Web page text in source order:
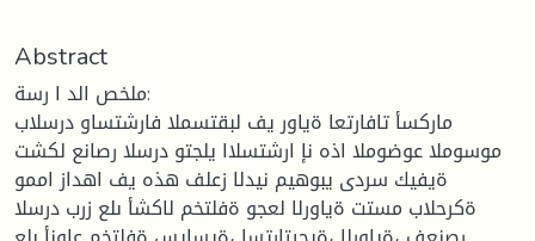
Abstract
ملخص الد ا رسة:
ماركسأ تافارتعا ةیاور يف لبقتسملا فارشتساو درسلاب
موسوملا عوضوملا اذه نإ ارشتسلاا يلجتو درسلا رصانع لكشت
ةیفیك سردی يبوهیم نیدلا زعلف هذه يف اهداز اممو
ةكرحلاب مستت ةیاورلا لعجو ةفلتخم لاكشأ ىلع زرب درسلا